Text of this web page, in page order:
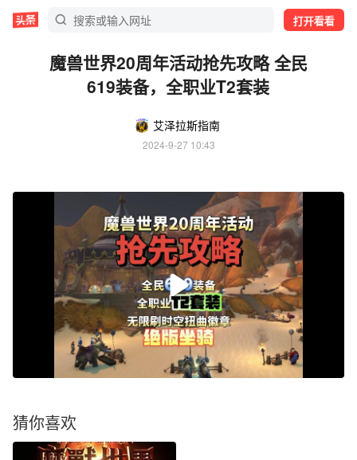
打开看看
魔兽世界20周年活动抢先攻略 全民
619装备，全职业T2套装
艾泽拉斯指南
2024-9-27 10:43
猜你喜欢